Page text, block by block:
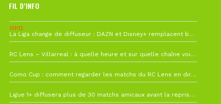
FIL D’INFO
10h12
La Liga change de diffuseur : DAZN et Disney+ remplacent beIN Sports !
RC Lens – Villarreal : à quelle heure et sur quelle chaîne voir la finale de la Como Cup ?
Como Cup : comment regarder les matchs du RC Lens en direct ?
Ligue 1+ diffusera plus de 30 matchs amicaux avant la reprise de la Ligue 1